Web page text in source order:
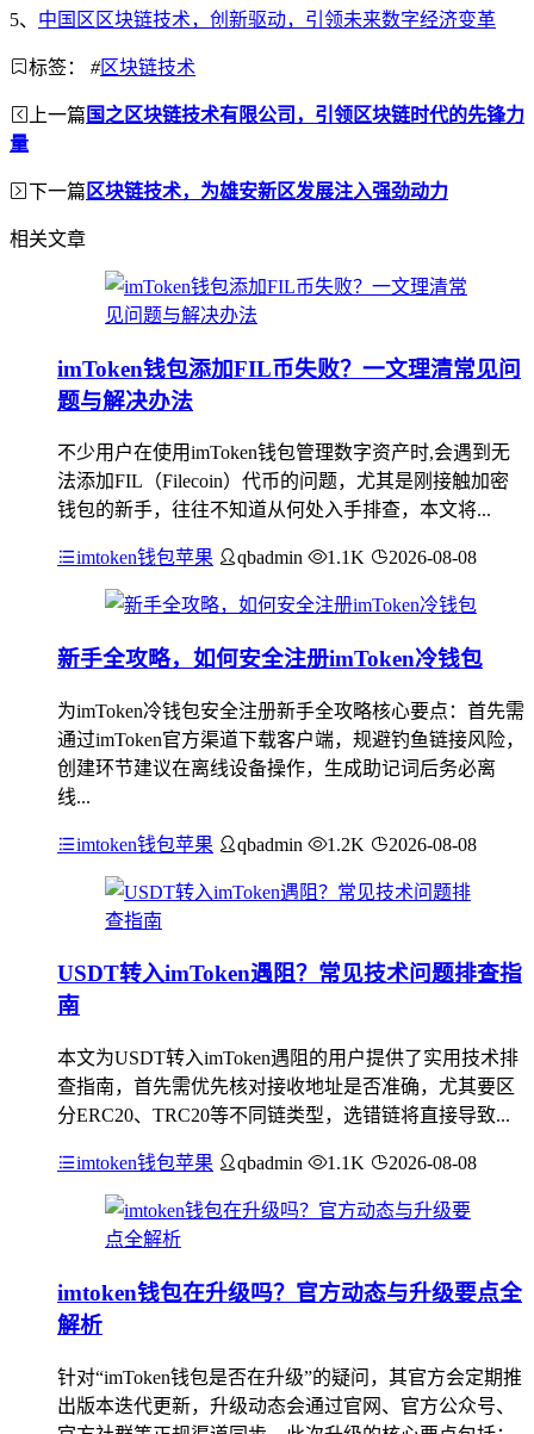
5、 中国区区块链技术，创新驱动，引领未来数字经济变革
标签： #区块链技术
上一篇 国之区块链技术有限公司，引领区块链时代的先锋力
量
下一篇 区块链技术，为雄安新区发展注入强劲动力
相关文章
imToken钱包添加FIL币失败？一文理清常见问
题与解决办法
不少用户在使用imToken钱包管理数字资产时,会遇到无
法添加FIL（Filecoin）代币的问题，尤其是刚接触加密
钱包的新手，往往不知道从何处入手排查，本文将...
imtoken钱包苹果 qbadmin 1.1K 2026-08-08
新手全攻略，如何安全注册imToken冷钱包
为imToken冷钱包安全注册新手全攻略核心要点：首先需
通过imToken官方渠道下载客户端，规避钓鱼链接风险，
创建环节建议在离线设备操作，生成助记词后务必离
线...
imtoken钱包苹果 qbadmin 1.2K 2026-08-08
USDT转入imToken遇阻？常见技术问题排查指
南
本文为USDT转入imToken遇阻的用户提供了实用技术排
查指南，首先需优先核对接收地址是否准确，尤其要区
分ERC20、TRC20等不同链类型，选错链将直接导致...
imtoken钱包苹果 qbadmin 1.1K 2026-08-08
imtoken钱包在升级吗？官方动态与升级要点全
解析
针对“imToken钱包是否在升级”的疑问，其官方会定期推
出版本迭代更新，升级动态会通过官网、官方公众号、